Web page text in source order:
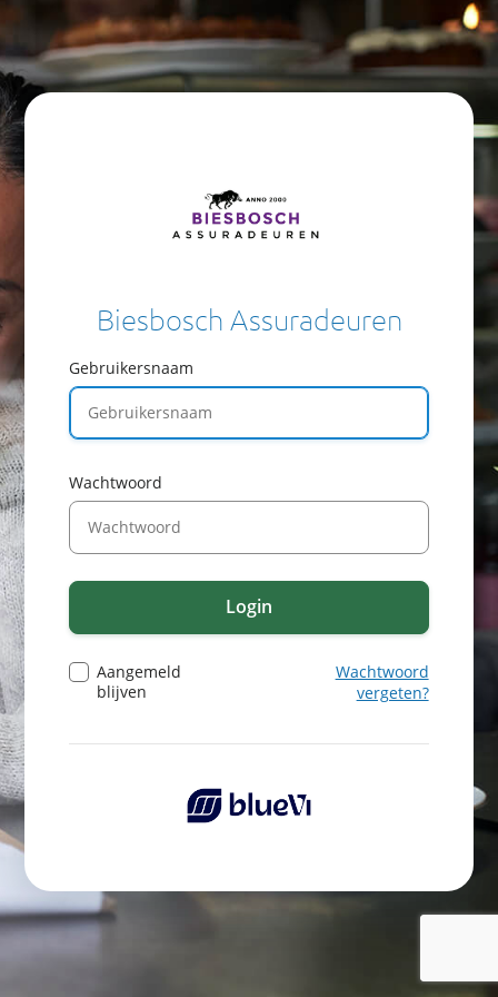
Biesbosch Assuradeuren
Gebruikersnaam
Wachtwoord
Login
Aangemeld
blijven
Wachtwoord
vergeten?